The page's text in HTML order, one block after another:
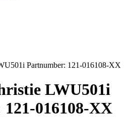
Partnumber: 121-016108-XX
LWU501i
016108-XX